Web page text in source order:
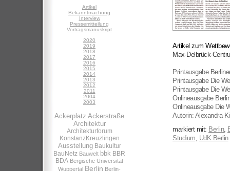
Artikel
Bekanntmachung
Interview
Pressemitteilung
Vortragsmanuskript
2020
2019
2018
2017
2016
2015
2014
2013
2012
2011
2004
2003
Ackerplatz Ackerstraße
Architektur
Architekturforum
KonstanzKreuzlingen
Ausstellung Baukultur
BauNetz Bauwelt bbk BBR
BDA Bergische Universität
Wuppertal Berlin Berlin-
Artikel zum
Max-Delbrück-
Printausgabe
Printausgabe Die
Printausgabe Die
Onlineausgabe
Onlineausgabe Die
Autorin: Alexandra
markiert mit: Berlin,
Studium, UdK Berlin